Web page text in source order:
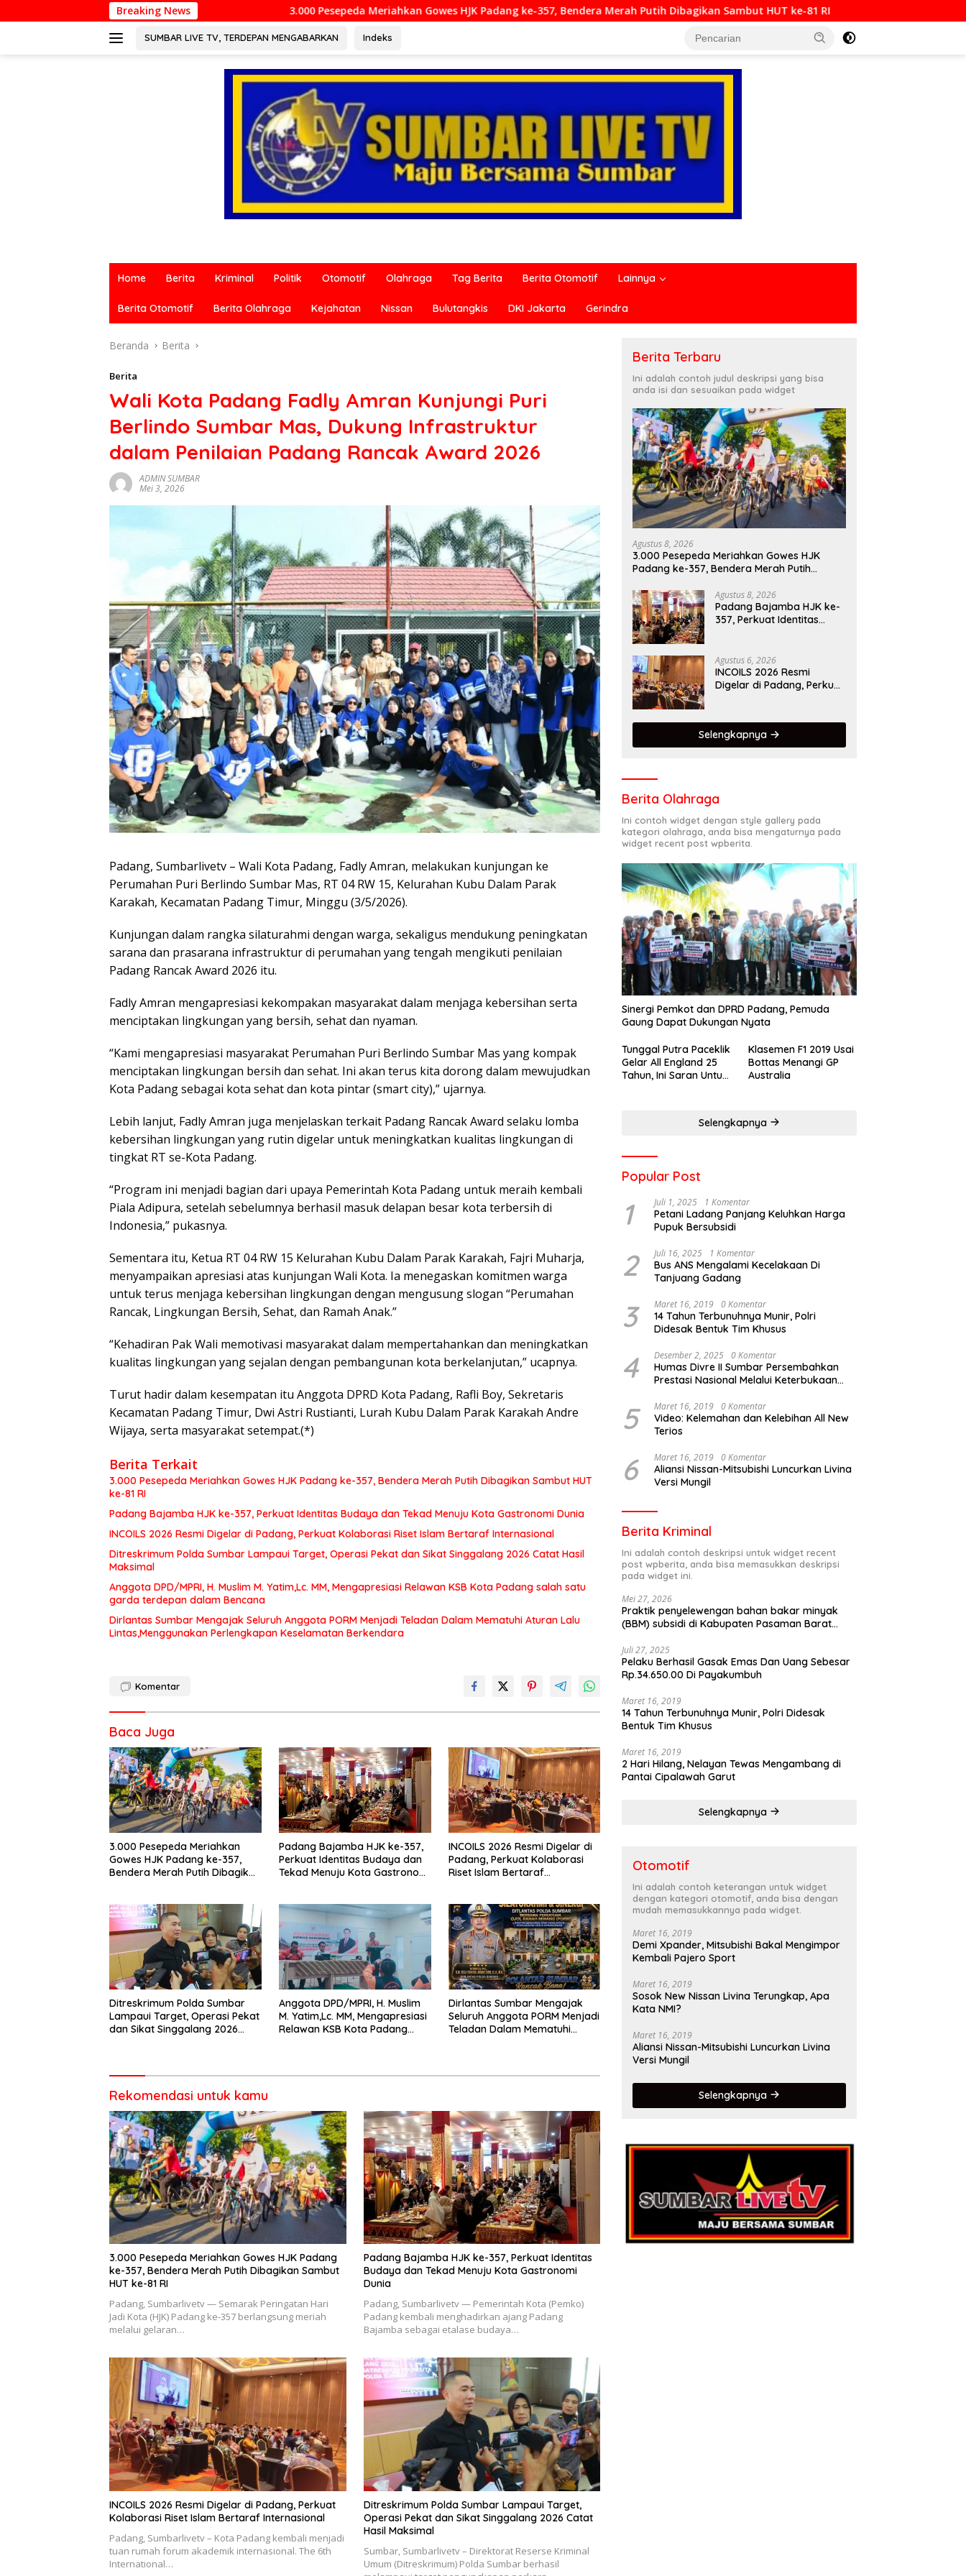
ke
Breaking News
3.000 Pesepeda Meriahkan Gowes HJK Padang ke-357, Bendera Merah Putih Dibagikan Sambut HUT ke-81 RI Padang Bajamba HJK ke-357, Perkuat
SUMBAR LIVE TV, TERDEPAN MENGABARKAN Indeks
terkini
berbagai
indonesia
dari
politik,
mapun
budaya
serta
berita
terbaru
lainnya
tv
Home Berita Kriminal Politik Otomotif Olahraga Tag Berita Berita Otomotif Lainnya
Berita Otomotif Berita Olahraga Kejahatan Nissan Bulutangkis DKI Jakarta Gerindra
Beranda Berita
Berita
Wali Kota Padang Fadly Amran Kunjungi Puri
Berlindo Sumbar Mas, Dukung Infrastruktur
dalam Penilaian Padang Rancak Award 2026
ADMIN SUMBAR
Mei 3, 2026
Padang, Sumbarlivetv – Wali Kota Padang, Fadly Amran, melakukan kunjungan ke
Perumahan Puri Berlindo Sumbar Mas, RT 04 RW 15, Kelurahan Kubu Dalam Parak
Karakah, Kecamatan Padang Timur, Minggu (3/5/2026).
Kunjungan dalam rangka silaturahmi dengan warga, sekaligus mendukung peningkatan
sarana dan prasarana infrastruktur di perumahan yang tengah mengikuti penilaian
Padang Rancak Award 2026 itu.
Fadly Amran mengapresiasi kekompakan masyarakat dalam menjaga kebersihan serta
menciptakan lingkungan yang bersih, sehat dan nyaman.
“Kami mengapresiasi masyarakat Perumahan Puri Berlindo Sumbar Mas yang kompak
menciptakan lingkungan bersih dan sehat. Ini akan terus kita dorong dalam mewujudkan
Kota Padang sebagai kota sehat dan kota pintar (smart city),” ujarnya.
Lebih lanjut, Fadly Amran juga menjelaskan terkait Padang Rancak Award selaku lomba
kebersihan lingkungan yang rutin digelar untuk meningkatkan kualitas lingkungan di
tingkat RT se-Kota Padang.
“Program ini menjadi bagian dari upaya Pemerintah Kota Padang untuk meraih kembali
Piala Adipura, setelah sebelumnya berhasil masuk delapan besar kota terbersih di
Indonesia,” pukasnya.
Sementara itu, Ketua RT 04 RW 15 Kelurahan Kubu Dalam Parak Karakah, Fajri Muharja,
menyampaikan apresiasi atas kunjungan Wali Kota. Ia menegaskan komitmen warga
untuk terus menjaga kebersihan lingkungan dengan mengusung slogan “Perumahan
Rancak, Lingkungan Bersih, Sehat, dan Ramah Anak.”
“Kehadiran Pak Wali memotivasi masyarakat dalam mempertahankan dan meningkatkan
kualitas lingkungan yang sejalan dengan pembangunan kota berkelanjutan,” ucapnya.
Turut hadir dalam kesempatan itu Anggota DPRD Kota Padang, Rafli Boy, Sekretaris
Kecamatan Padang Timur, Dwi Astri Rustianti, Lurah Kubu Dalam Parak Karakah Andre
Wijaya, serta masyarakat setempat.(*)
Berita Terkait
3.000 Pesepeda Meriahkan Gowes HJK Padang ke-357, Bendera Merah Putih Dibagikan Sambut HUT
ke-81 RI
Padang Bajamba HJK ke-357, Perkuat Identitas Budaya dan Tekad Menuju Kota Gastronomi Dunia
INCOILS 2026 Resmi Digelar di Padang, Perkuat Kolaborasi Riset Islam Bertaraf Internasional
Ditreskrimum Polda Sumbar Lampaui Target, Operasi Pekat dan Sikat Singgalang 2026 Catat Hasil
Maksimal
Anggota DPD/MPRI, H. Muslim M. Yatim,Lc. MM, Mengapresiasi Relawan KSB Kota Padang salah satu
garda terdepan dalam Bencana
Dirlantas Sumbar Mengajak Seluruh Anggota PORM Menjadi Teladan Dalam Mematuhi Aturan Lalu
Lintas,Menggunakan Perlengkapan Keselamatan Berkendara
Komentar
Baca Juga
3.000 Pesepeda Meriahkan
Gowes HJK Padang ke-357,
Bendera Merah Putih Dibagikan
Padang Bajamba HJK ke-357,
Perkuat Identitas Budaya dan
Tekad Menuju Kota Gastronomi
INCOILS 2026 Resmi Digelar di
Padang, Perkuat Kolaborasi
Riset Islam Bertaraf
Ditreskrimum Polda Sumbar
Lampaui Target, Operasi Pekat
dan Sikat Singgalang 2026
Anggota DPD/MPRI, H. Muslim
M. Yatim,Lc. MM, Mengapresiasi
Relawan KSB Kota Padang
Dirlantas Sumbar Mengajak
Seluruh Anggota PORM Menjadi
Teladan Dalam Mematuhi
Berkendara
Rekomendasi untuk kamu
3.000 Pesepeda Meriahkan Gowes HJK Padang
ke-357, Bendera Merah Putih Dibagikan Sambut
HUT ke-81 RI
Padang, Sumbarlivetv — Semarak Peringatan Hari
Jadi Kota (HJK) Padang ke-357 berlangsung meriah
melalui gelaran…
Padang Bajamba HJK ke-357, Perkuat Identitas
Budaya dan Tekad Menuju Kota Gastronomi
Dunia
Padang, Sumbarlivetv — Pemerintah Kota (Pemko)
Padang kembali menghadirkan ajang Padang
Bajamba sebagai etalase budaya…
INCOILS 2026 Resmi Digelar di Padang, Perkuat
Kolaborasi Riset Islam Bertaraf Internasional
Padang, Sumbarlivetv – Kota Padang kembali menjadi
tuan rumah forum akademik internasional. The 6th
International…
Ditreskrimum Polda Sumbar Lampaui Target,
Operasi Pekat dan Sikat Singgalang 2026 Catat
Hasil Maksimal
Sumbar, Sumbarlivetv – Direktorat Reserse Kriminal
Umum (Ditreskrimum) Polda Sumbar berhasil
Berita Terbaru
Ini adalah contoh judul deskripsi yang bisa
anda isi dan sesuaikan pada widget
Agustus 8, 2026
3.000 Pesepeda Meriahkan Gowes HJK
Padang ke-357, Bendera Merah Putih
Agustus 8, 2026
Padang Bajamba HJK ke-
357, Perkuat Identitas
Agustus 6, 2026
INCOILS 2026 Resmi
Digelar di Padang, Perkuat
Selengkapnya
Berita Olahraga
Ini contoh widget dengan style gallery pada
kategori olahraga, anda bisa mengaturnya pada
widget recent post wpberita.
Sinergi Pemkot dan DPRD Padang, Pemuda
Gaung Dapat Dukungan Nyata
Tunggal Putra Paceklik
Gelar All England 25
Tahun, Ini Saran Untuk
Klasemen F1 2019 Usai
Bottas Menangi GP
Australia
Selengkapnya
Popular Post
1 Juli 1, 2025 1 Komentar
Petani Ladang Panjang Keluhkan Harga
Pupuk Bersubsidi
2 Juli 16, 2025 1 Komentar
Bus ANS Mengalami Kecelakaan Di
Tanjuang Gadang
3 Maret 16, 2019 0 Komentar
14 Tahun Terbunuhnya Munir, Polri
Didesak Bentuk Tim Khusus
4 Desember 2, 2025 0 Komentar
Humas Divre II Sumbar Persembahkan
Prestasi Nasional Melalui Keterbukaan
5 Maret 16, 2019 0 Komentar
Video: Kelemahan dan Kelebihan All New
Terios
6 Maret 16, 2019 0 Komentar
Aliansi Nissan-Mitsubishi Luncurkan Livina
Versi Mungil
Berita Kriminal
Ini adalah contoh deskripsi untuk widget recent
post wpberita, anda bisa memasukkan deskripsi
pada widget ini.
Mei 27, 2026
Praktik penyelewengan bahan bakar minyak
(BBM) subsidi di Kabupaten Pasaman Barat
Juli 27, 2025
Pelaku Berhasil Gasak Emas Dan Uang Sebesar
Rp.34.650.00 Di Payakumbuh
Maret 16, 2019
14 Tahun Terbunuhnya Munir, Polri Didesak
Bentuk Tim Khusus
Maret 16, 2019
2 Hari Hilang, Nelayan Tewas Mengambang di
Pantai Cipalawah Garut
Selengkapnya
Otomotif
Ini adalah contoh keterangan untuk widget
dengan kategori otomotif, anda bisa dengan
mudah memasukkannya pada widget.
Maret 16, 2019
Demi Xpander, Mitsubishi Bakal Mengimpor
Kembali Pajero Sport
Maret 16, 2019
Sosok New Nissan Livina Terungkap, Apa
Kata NMI?
Maret 16, 2019
Aliansi Nissan-Mitsubishi Luncurkan Livina
Versi Mungil
Selengkapnya